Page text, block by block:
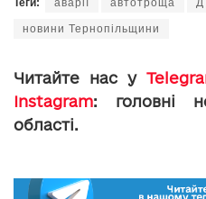
Теги: аварії автотроща
новини Тернопільщини
Читайте нас у
Instagram: головні
області.